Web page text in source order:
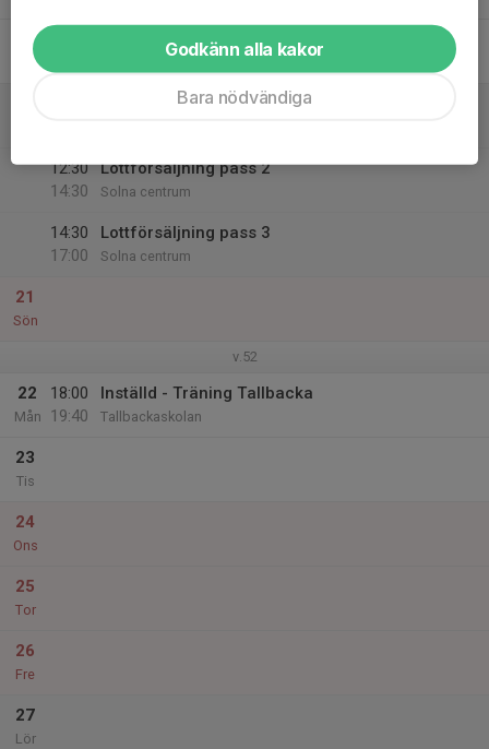
19
Fre
Lottförsäljning pass 1
12:30
14:30
Lottförsäljning pass 2
Solna centrum
14:30
17:00
Lottförsäljning pass 3
Solna centrum
21
Sön
v.52
22
Mån
18:00
19:40
Inställd - Träning Tallbacka
Tallbackaskolan
23
Tis
24
Ons
25
Tor
26
Fre
27
Lör
Godkänn alla kakor
Bara nödvändiga